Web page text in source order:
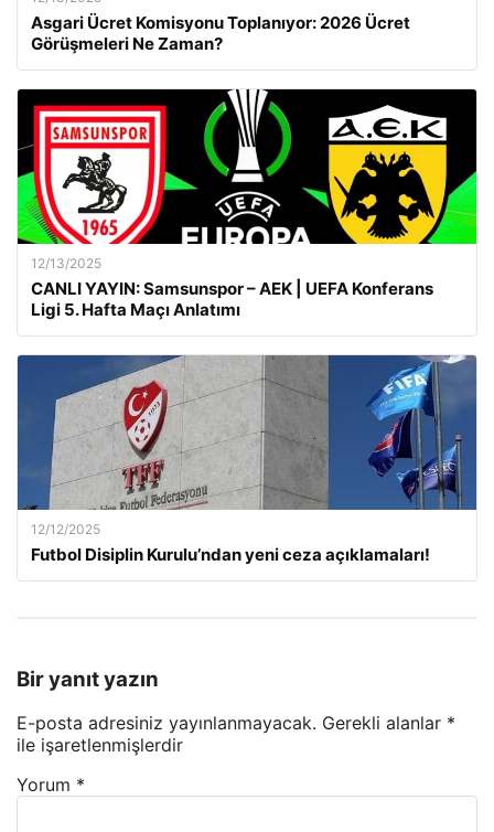
Asgari Ücret Komisyonu Toplanıyor: 2026 Ücret
Görüşmeleri Ne Zaman?
12/13/2025
CANLI YAYIN: Samsunspor – AEK | UEFA Konferans
Ligi 5. Hafta Maçı Anlatımı
12/12/2025
Futbol Disiplin Kurulu’ndan yeni ceza açıklamaları!
Bir yanıt yazın
E-posta adresiniz yayınlanmayacak. Gerekli alanlar *
ile işaretlenmişlerdir
Yorum *